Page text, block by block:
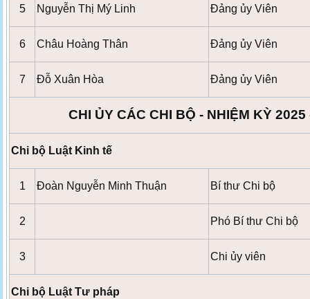
5 Nguyễn Thị Mý Linh Đảng ủy Viên
6 Châu Hoàng Thân Đảng ủy Viên
7 Đỗ Xuân Hòa Đảng ủy Viên
CHI ỦY CÁC CHI BỘ - NHIỆM KỲ 2025
Chi bộ Luật Kinh tế
1 Đoàn Nguyễn Minh Thuận Bí thư Chi bộ
2 Phó Bí thư Chi bộ
3 Chi ủy viên
Chi bộ Luật Tư pháp